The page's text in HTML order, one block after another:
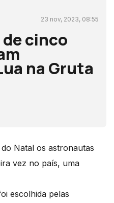
23 nov, 2023, 08:55
cinco
na Gruta
Natal os astronautas
vez no país, uma
escolhida pelas